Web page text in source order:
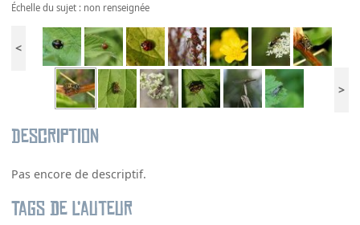
Échelle du sujet : non renseignée
<
>
Description
Pas encore de descriptif.
Tags de l’auteur